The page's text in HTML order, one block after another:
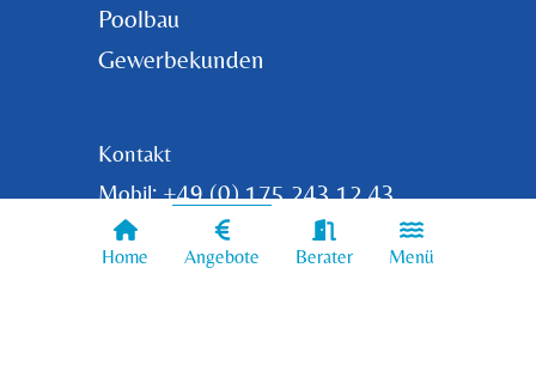
Home Angebote Berater Menü
Poolbau
Gewerbekunden
Kontakt
Mobil: +49 (0) 175 243 12 43
Tel: +49 (0) 8071 92 11 939